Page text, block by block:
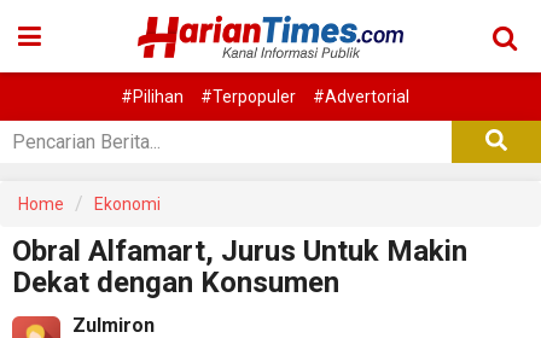
#Pilihan #Terpopuler #Advertorial
Home Ekonomi
Obral Alfamart, Jurus Untuk Makin
Dekat dengan Konsumen
Zulmiron